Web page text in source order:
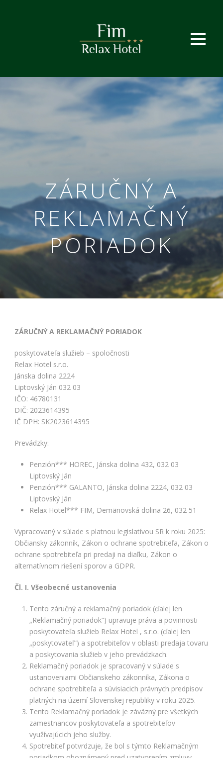
ZÁRUČNÝ A
REKLAMAČNÝ
PORIADOK
ZÁRUČNÝ A REKLAMAČNÝ PORIADOK
poskytovateľa služieb – spoločnosti
Relax Hotel s.r.o.
Jánska dolina 2224
Liptovský Ján 032 03
IČO: 46780131
DIČ: 2023614395
IČ DPH: SK2023614395
Prevádzky:
Penzión*** HOREC, Jánska dolina 432, 032 03
Liptovský Ján
Penzión*** GALANTO, Jánska dolina 2224, 032 03
Liptovský Ján
Relax Hotel*** FIM, Demänovská dolina 26, 032 51
Vypracovaný v súlade s platnou legislatívou SR k roku 2025:
Občiansky zákonník, Zákon o ochrane spotrebiteľa, Zákon o
ochrane spotrebiteľa pri predaji na diaľku, Zákon o
alternatívnom riešení sporov a GDPR.
Čl. I. Všeobecné ustanovenia
Tento záručný a reklamačný poriadok (ďalej len
„Reklamačný poriadok“) upravuje práva a povinnosti
poskytovateľa služieb Relax Hotel , s.r.o. (ďalej len
„poskytovateľ“) a spotrebiteľov v oblasti predaja tovaru
a poskytovania služieb v jeho prevádzkach.
Reklamačný poriadok je spracovaný v súlade s
ustanoveniami Občianskeho zákonníka, Zákona o
ochrane spotrebiteľa a súvisiacich právnych predpisov
platných na území Slovenskej republiky v roku 2025.
Tento Reklamačný poriadok je záväzný pre všetkých
zamestnancov poskytovateľa a spotrebiteľov
využívajúcich jeho služby.
Spotrebiteľ potvrdzuje, že bol s týmto Reklamačným
Tieto cookies
alebo
formulárov.
stránka
správne
fungovať. Účel:
zaistenie
funkčnosti
webu; Právny
Štatistiky
Pomáhajú
porozumieť,
ako
návštevníci
používajú
našu stránku,
aby sme ju
mohli
zlepšovať.
cookies
zhromažďujú